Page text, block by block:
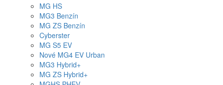
MG HS
MG3 Benzín
MG ZS Benzín
Cyberster
MG S5 EV
Nové MG4 EV Urban
MG3 Hybrid+
MG ZS Hybrid+